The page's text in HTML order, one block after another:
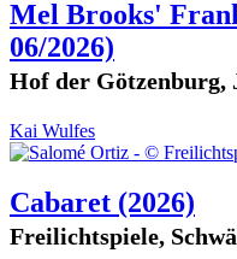
Mel Brooks'
06/2026)
Hof der Götzenburg,
Kai Wulfes
Cabaret (2026)
Freilichtspiele,